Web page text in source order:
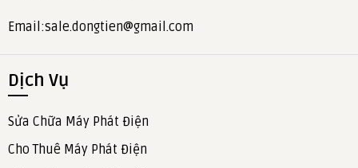
Email:sale.dongtien@gmail.com
Dịch Vụ
Sửa Chữa Máy Phát Điện
Cho Thuê Máy Phát Điện